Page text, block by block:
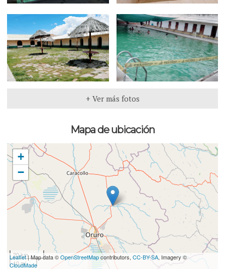
+ Ver más fotos
Mapa de ubicación
+
−
20 km
10 mi
Leaflet| Map data ©OpenStreetMapcontributors,CC-BY-SA, Imagery ©
CloudMade